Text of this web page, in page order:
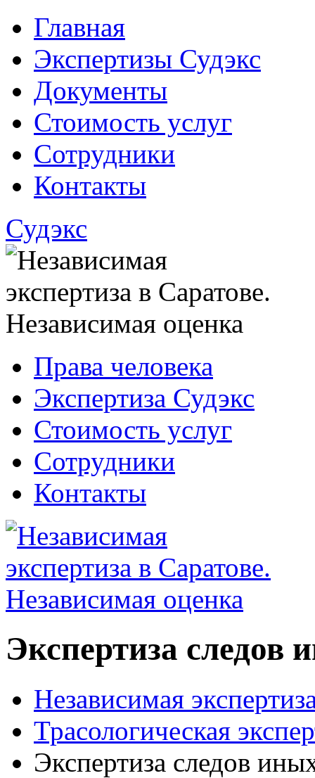
Главная
Экспертизы Судэкс
Документы
Стоимость услуг
Сотрудники
Контакты
Судэкс
Права человека
Экспертиза Судэкс
Стоимость услуг
Сотрудники
Контакты
Экспертиза следов
Независимая
Трасологическая
Экспертиза следов